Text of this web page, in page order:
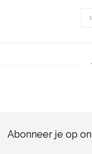
Abonneer je op